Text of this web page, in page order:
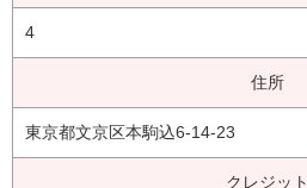
4
住所
東京都文京区本駒込6-14-23
クレジット